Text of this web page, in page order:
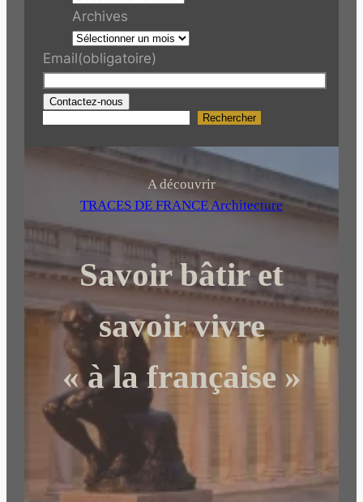
Archives
Email(obligatoire)
Contactez-nous
R
r
h
r
Rechercher
A découvrir
TRACES DE FRANCE Architecture
Savoir bâtir et
savoir vivre
« à la française »